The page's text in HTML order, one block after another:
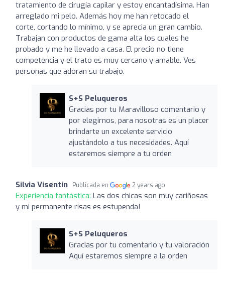
tratamiento de cirugía capilar y estoy encantadísima. Han
arreglado mi pelo. Además hoy me han retocado el
corte, cortando lo mínimo, y se aprecia un gran cambio.
Trabajan con productos de gama alta los cuales he
probado y me he llevado a casa. El precio no tiene
competencia y el trato es muy cercano y amable. Ves
personas que adoran su trabajo.
S+S Peluqueros
Gracias por tu Maravilloso comentario y
por elegirnos, para nosotras es un placer
brindarte un excelente servicio
ajustándolo a tus necesidades. Aquí
estaremos siempre a tu orden
Silvia Visentin Publicada en 2 years ago
Experiencia fantástica: Las dos chicas son muy cariñosas
y mi permanente risas es estupenda!
S+S Peluqueros
Gracias por tu comentario y tu valoración
Aquí estaremos siempre a la orden